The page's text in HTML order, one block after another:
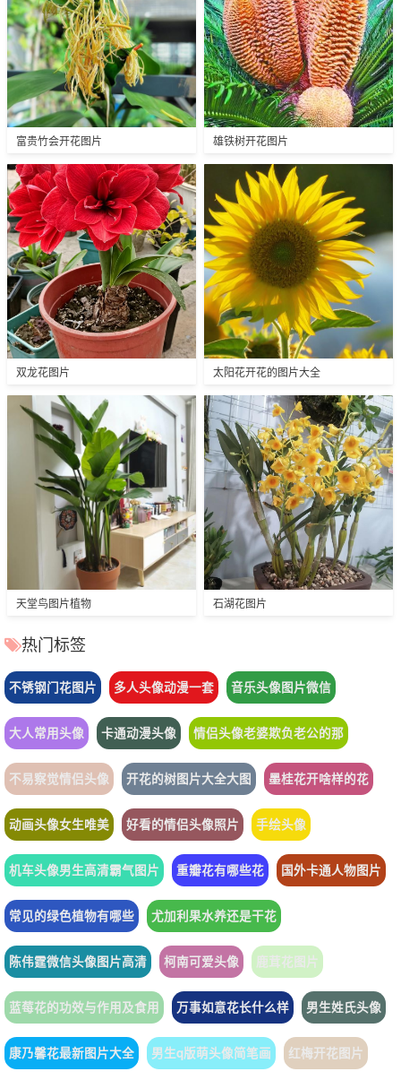
富贵竹会开花图片 雄铁树开花图片
双龙花图片 太阳花开花的图片大全
天堂鸟图片植物 石湖花图片
热门标签
不锈钢门花图片 多人头像动漫一套 音乐头像图片微信
大人常用头像 卡通动漫头像 情侣头像老婆欺负老公的那
不易察觉情侣头像 开花的树图片大全大图 墨桂花开啥样的花
动画头像女生唯美 好看的情侣头像照片 手绘头像
机车头像男生高清霸气图片 重瓣花有哪些花 国外卡通人物图片
常见的绿色植物有哪些 尤加利果水养还是干花
陈伟霆微信头像图片高清 柯南可爱头像 鹿茸花图片
蓝莓花的功效与作用及食用 万事如意花长什么样 男生姓氏头像
康乃馨花最新图片大全 男生q版萌头像简笔画 红梅开花图片